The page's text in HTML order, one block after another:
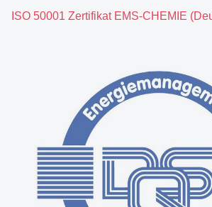
ISO 50001 Zertifikat EMS-CHEMIE